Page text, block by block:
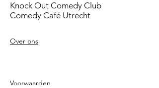
Knock Out Comedy Club
Comedy Café Utrecht
Over ons
Voorwaarden